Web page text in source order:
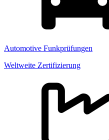
Automotive Funkprüfungen
Weltweite Zertifizierung